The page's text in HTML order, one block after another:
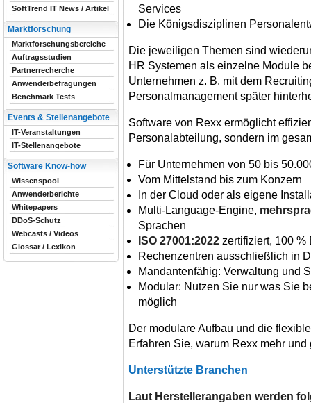
Services
Die Königsdisziplinen
Die jeweiligen Themen sind
HR Systemen als einzelne Module
Unternehmen z. B. mit dem
Personalmanagement später
Software von Rexx ermöglicht
Personalabteilung, sondern im
Für Unternehmen von 50 bis
Vom Mittelstand bis zum Konzern
In der Cloud oder als eigene
Multi-Language-Engine,
Sprachen
ISO 27001:2022 zertifiziert, 100
Rechenzentren ausschließlich in
Mandantenfähig: Verwaltung und
Modular: Nutzen Sie nur was Sie
möglich
Der modulare Aufbau und die
Erfahren Sie, warum Rexx mehr
Unterstützte Branchen
Laut Herstellerangaben werden
SoftTrend IT News / Artikel
Marktforschung
Marktforschungsbereiche
Auftragsstudien
Partnerrecherche
Anwenderbefragungen
Benchmark Tests
Events & Stellenangebote
IT-Veranstaltungen
IT-Stellenangebote
Software Know-how
Wissenspool
Anwenderberichte
Whitepapers
DDoS-Schutz
Webcasts / Videos
Glossar / Lexikon